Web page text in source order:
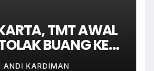
TMT AWAL
BUANG KE
ANDI KARDIMAN